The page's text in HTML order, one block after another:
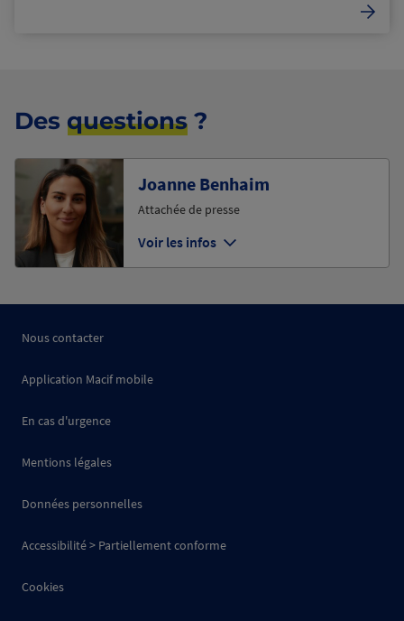
Des questions ?
Joanne Benhaim
Attachée de presse
Voir les infos
Nous contacter
Application Macif mobile
En cas d'urgence
Mentions légales
Données personnelles
Accessibilité > Partiellement conforme
Cookies